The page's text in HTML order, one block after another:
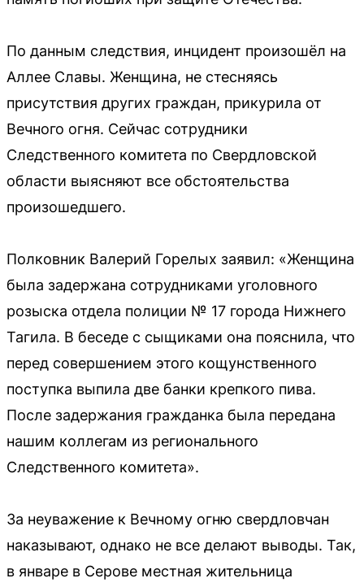
По данным следствия, инцидент произошёл на
Аллее Славы. Женщина, не стесняясь
присутствия других граждан, прикурила от
Вечного огня. Сейчас сотрудники
Следственного комитета по Свердловской
области выясняют все обстоятельства
произошедшего.
Полковник Валерий Горелых заявил: «Женщина
была задержана сотрудниками уголовного
розыска отдела полиции № 17 города Нижнего
Тагила. В беседе с сыщиками она пояснила, что
перед совершением этого кощунственного
поступка выпила две банки крепкого пива.
После задержания гражданка была передана
нашим коллегам из регионального
Следственного комитета».
За неуважение к Вечному огню свердловчан
наказывают, однако не все делают выводы. Так,
в январе в Серове местная жительница